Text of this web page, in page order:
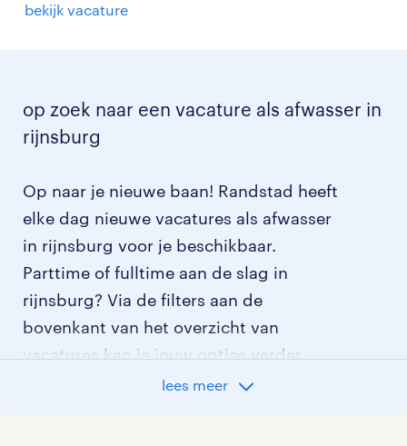
bekijk vacature
op zoek naar een vacature als afwasser in
rijnsburg
Op naar je nieuwe baan! Randstad heeft
elke dag nieuwe vacatures als afwasser
in rijnsburg voor je beschikbaar.
Parttime of fulltime aan de slag in
rijnsburg? Via de filters aan de
bovenkant van het overzicht van
vacatures kan je jouw opties verder
lees meer